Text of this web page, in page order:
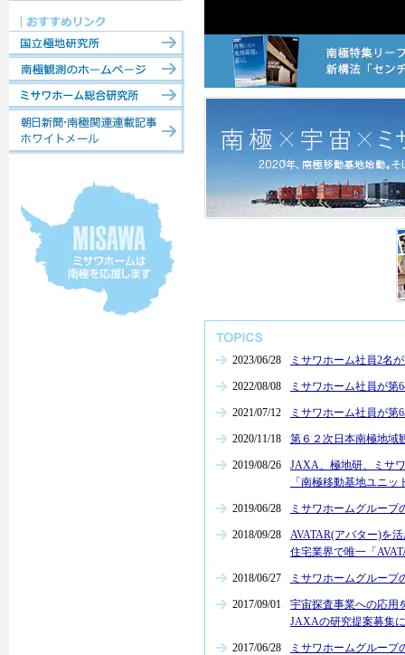
2023/06/28 ミサワホーム社員2名
2022/08/08 ミサワホーム社員が第
2021/07/12 ミサワホーム社員が第
2020/11/18 第６２次日本南極地域
2019/08/26
JAXA、極地研、ミサ
「南極移動基地ユニ
2019/06/28 ミサワホームグループ
2018/09/28
AVATAR(アバター)を
住宅業界で唯一「
2018/06/27 ミサワホームグループ
2017/09/01
宇宙探査事業への応用
JAXAの研究提案募集
2017/06/28 ミサワホームグループ